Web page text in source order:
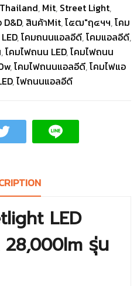
, Mit, Street Light,
D&D, สินค้าMit,โ๕ฒ"ฤ๔ฯฯ,โคม
,โคมถนนแอลอีดี,โคมแอลอีดี,
,โคมไฟถนน LED,โคมไฟถนน
,โคมไฟถนนแอลอีดี,โคมไฟแอ
,ไฟถนนแอลอีดี
LED
รุ่น